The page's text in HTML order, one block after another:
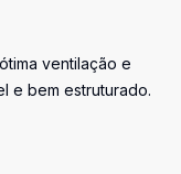
ventilação e
e bem estruturado.